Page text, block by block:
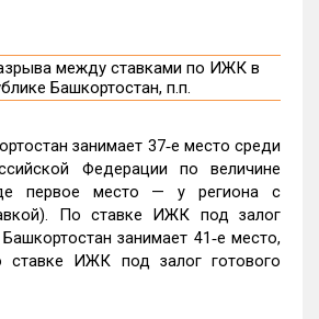
занимает 37‑е место среди
Федерации по величине
первое место — у региона с
По ставке ИЖК под залог
занимает 41‑е место,
ставке ИЖК под залог готового